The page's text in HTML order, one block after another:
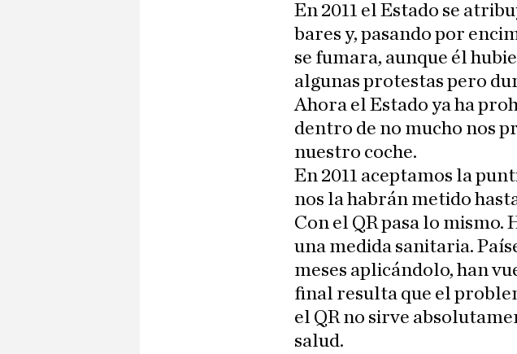
En 2011 el Estado se
bares y, pasando por
se fumara, aunque él
algunas protestas pero
Ahora el Estado ya ha
dentro de no mucho nos
nuestro coche.
En 2011 aceptamos la
nos la habrán metido
Con el QR pasa lo mismo.
una medida sanitaria.
meses aplicándolo, han
final resulta que el
el QR no sirve
salud.